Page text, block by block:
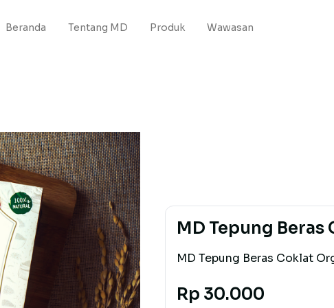
Beranda Tentang MD Produk Wawasan
MD Tepung
MD Tepung Beras Coklat
Rp 30.000